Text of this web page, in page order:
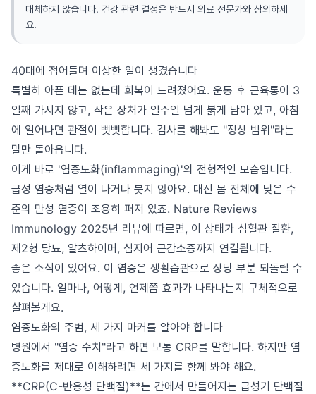
대체하지 않습니다. 건강 관련 결정은 반드시 의료 전문가와 상의하세
요.
40대에 접어들며 이상한 일이 생겼습니다
특별히 아픈 데는 없는데 회복이 느려졌어요. 운동 후 근육통이 3
일째 가시지 않고, 작은 상처가 일주일 넘게 붉게 남아 있고, 아침
에 일어나면 관절이 뻣뻣합니다. 검사를 해봐도 "정상 범위"라는
말만 돌아옵니다.
이게 바로 '염증노화(inflammaging)'의 전형적인 모습입니다.
급성 염증처럼 열이 나거나 붓지 않아요. 대신 몸 전체에 낮은 수
준의 만성 염증이 조용히 퍼져 있죠. Nature Reviews
Immunology 2025년 리뷰에 따르면, 이 상태가 심혈관 질환,
제2형 당뇨, 알츠하이머, 심지어 근감소증까지 연결됩니다.
좋은 소식이 있어요. 이 염증은 생활습관으로 상당 부분 되돌릴 수
있습니다. 얼마나, 어떻게, 언제쯤 효과가 나타나는지 구체적으로
살펴볼게요.
염증노화의 주범, 세 가지 마커를 알아야 합니다
병원에서 "염증 수치"라고 하면 보통 CRP를 말합니다. 하지만 염
증노화를 제대로 이해하려면 세 가지를 함께 봐야 해요.
**CRP(C-반응성 단백질)**는 간에서 만들어지는 급성기 단백질